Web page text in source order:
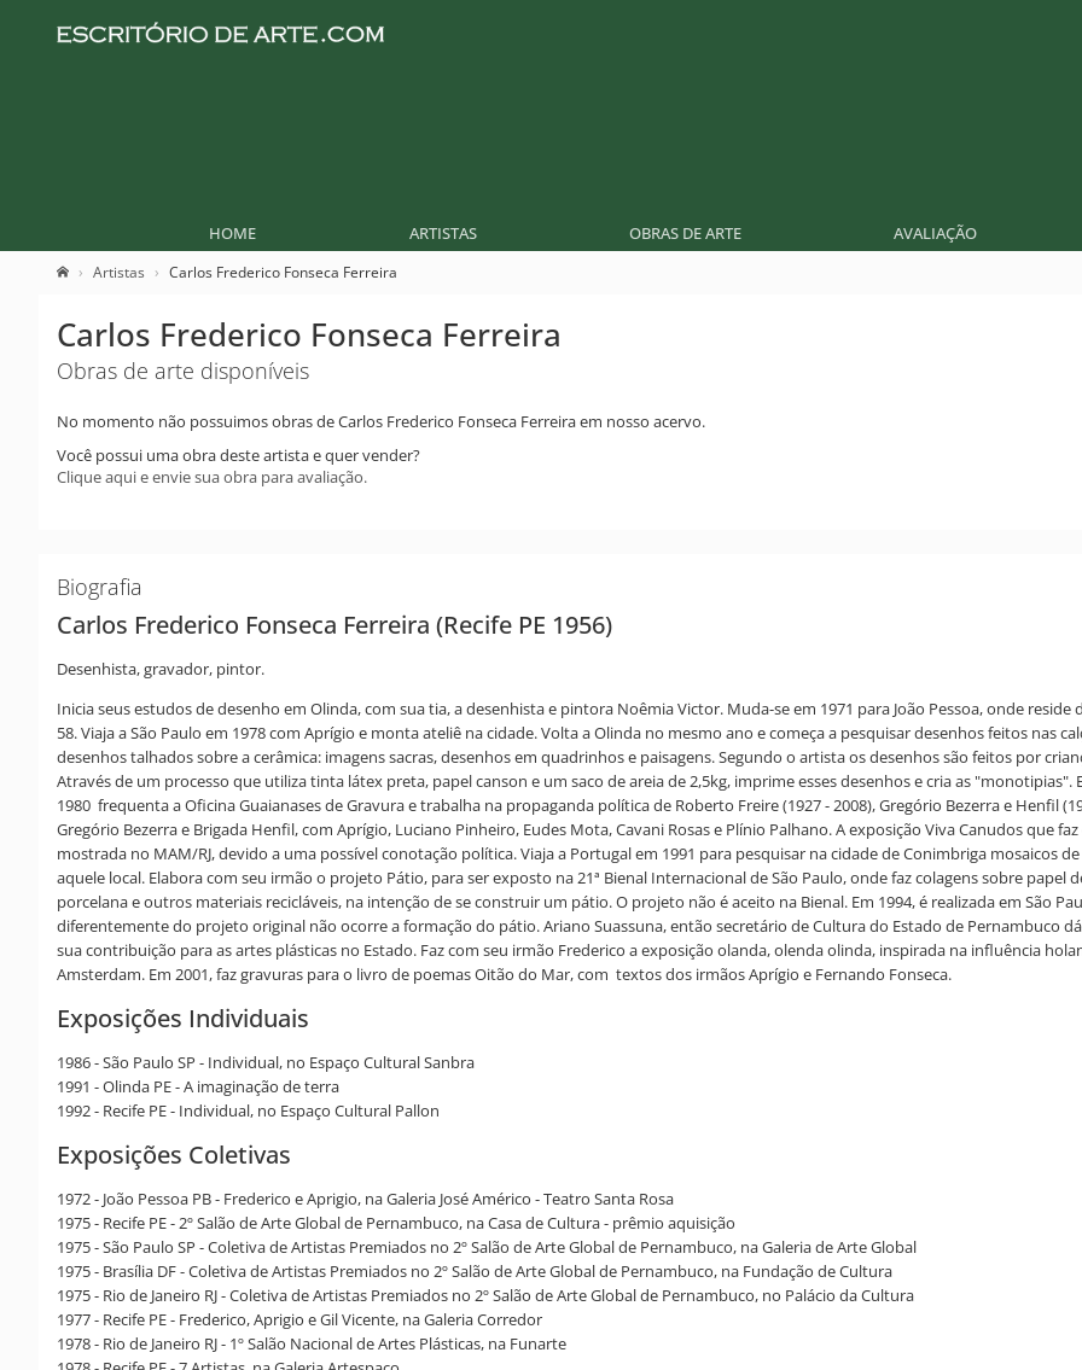
HOME ARTISTAS OBRAS DE ARTE AVALIAÇÃO
Artistas Carlos Frederico Fonseca Ferreira
Carlos Frederico Fonseca Ferreira
Obras de arte disponíveis
No momento não possuimos obras de Carlos Frederico Fonseca Ferreira em nosso acervo.
Você possui uma obra deste artista e quer vender?
Clique aqui e envie sua obra para avaliação.
Biografia
Carlos Frederico Fonseca Ferreira (Recife PE 1956)
Desenhista, gravador, pintor.
Inicia seus estudos de desenho em Olinda, com sua tia, a desenhista e pintora Noêmia Victor. Muda-se em 1971 para João Pessoa, onde
58. Viaja a São Paulo em 1978 com Aprígio e monta ateliê na cidade. Volta a Olinda no mesmo ano e começa a pesquisar desenhos feitos nas
desenhos talhados sobre a cerâmica: imagens sacras, desenhos em quadrinhos e paisagens. Segundo o artista os desenhos são feitos por
Através de um processo que utiliza tinta látex preta, papel canson e um saco de areia de 2,5kg, imprime esses desenhos e cria as "monotipias".
1980 frequenta a Oficina Guaianases de Gravura e trabalha na propaganda política de Roberto Freire (1927 - 2008), Gregório Bezerra e Henfil
Gregório Bezerra e Brigada Henfil, com Aprígio, Luciano Pinheiro, Eudes Mota, Cavani Rosas e Plínio Palhano. A exposição Viva Canudos que
mostrada no MAM/RJ, devido a uma possível conotação política. Viaja a Portugal em 1991 para pesquisar na cidade de Conimbriga mosaicos
aquele local. Elabora com seu irmão o projeto Pátio, para ser exposto na 21ª Bienal Internacional de São Paulo, onde faz colagens sobre
porcelana e outros materiais recicláveis, na intenção de se construir um pátio. O projeto não é aceito na Bienal. Em 1994, é realizada em São
diferentemente do projeto original não ocorre a formação do pátio. Ariano Suassuna, então secretário de Cultura do Estado de Pernambuco
sua contribuição para as artes plásticas no Estado. Faz com seu irmão Frederico a exposição olanda, olenda olinda, inspirada na influência
Amsterdam. Em 2001, faz gravuras para o livro de poemas Oitão do Mar, com textos dos irmãos Aprígio e Fernando Fonseca.
Exposições Individuais
1986 - São Paulo SP - Individual, no Espaço Cultural Sanbra
1991 - Olinda PE - A imaginação de terra
1992 - Recife PE - Individual, no Espaço Cultural Pallon
Exposições Coletivas
1972 - João Pessoa PB - Frederico e Aprigio, na Galeria José Américo - Teatro Santa Rosa
1975 - Recife PE - 2º Salão de Arte Global de Pernambuco, na Casa de Cultura - prêmio aquisição
1975 - São Paulo SP - Coletiva de Artistas Premiados no 2º Salão de Arte Global de Pernambuco, na Galeria de Arte Global
1975 - Brasília DF - Coletiva de Artistas Premiados no 2º Salão de Arte Global de Pernambuco, na Fundação de Cultura
1975 - Rio de Janeiro RJ - Coletiva de Artistas Premiados no 2º Salão de Arte Global de Pernambuco, no Palácio da Cultura
1977 - Recife PE - Frederico, Aprigio e Gil Vicente, na Galeria Corredor
1978 - Rio de Janeiro RJ - 1º Salão Nacional de Artes Plásticas, na Funarte